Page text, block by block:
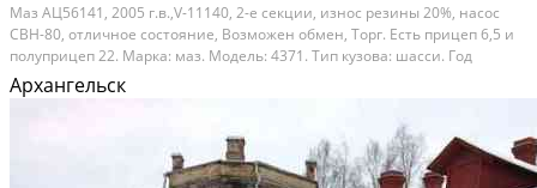
Маз АЦ56141, 2005 г.в.,V-11140, 2-е секции, износ резины 20%, насос
СВН-80, отличное состояние, Возможен обмен, Торг. Есть прицеп 6,5 и
полуприцеп 22. Марка: маз. Модель: 4371. Тип кузова: шасси. Год
выпуска: 2006. Состояние: б/у. Наличие ПТС/ПСМ: оригинал. Пробег, км:
150 000. VIN, номер кузова...
Архангельск